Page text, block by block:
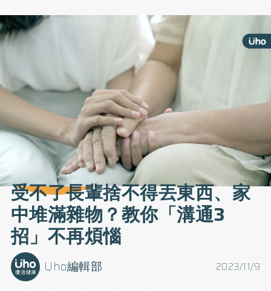
受不了長輩捨不得丟東西、家
中堆滿雜物？教你「溝通3
招」不再煩惱
2023/11/9
Uho編輯部